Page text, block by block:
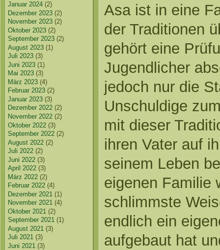
Januar 2024 (2)
Dezember 2023 (2)
November 2023 (2)
Oktober 2023 (2)
September 2023 (2)
August 2023 (1)
Juli 2023 (3)
Juni 2023 (1)
Mai 2023 (3)
März 2023 (4)
Februar 2023 (2)
Januar 2023 (3)
Dezember 2022 (2)
November 2022 (2)
Oktober 2022 (3)
September 2022 (2)
August 2022 (2)
Juli 2022 (2)
Juni 2022 (3)
April 2022 (3)
März 2022 (2)
Februar 2022 (4)
Dezember 2021 (1)
November 2021 (4)
Oktober 2021 (2)
September 2021 (1)
August 2021 (3)
Juli 2021 (3)
Juni 2021 (3)
Asa ist in eine
der Traditionen
gehört eine
Jugendlicher
jedoch nur die
Unschuldige
mit dieser
ihren Vater auf
seinem Leben
eigenen Familie
schlimmste
endlich ein
aufgebaut hat